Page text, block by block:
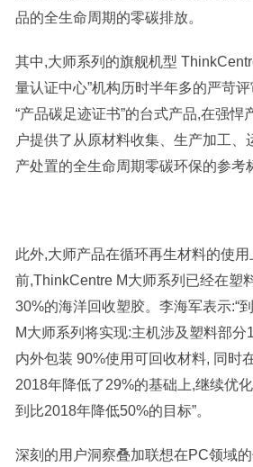
品的全生命周期的零碳排放。
其中,大师系列的旗舰机型
量认证中心”机构历时半年多的严苛
“产品碳足迹证书”的台式产品,在强悍
户提供了从原材料收集、生产加工、
产处置的全生命周期零碳环保的参考
此外,大师产品在循环再生材料的使用
前,ThinkCentre M大师系列已经在塑
30%的海洋回收塑胶。李海军表示:“
M大师系列将实现:主机涉及塑料部分
内外包装 90%使用可回收材料, 同时
2018年降低了29%的基础上,继续优
到比2018年降低50%的目标”。
深刻的用户洞察叠加联想在PC领域